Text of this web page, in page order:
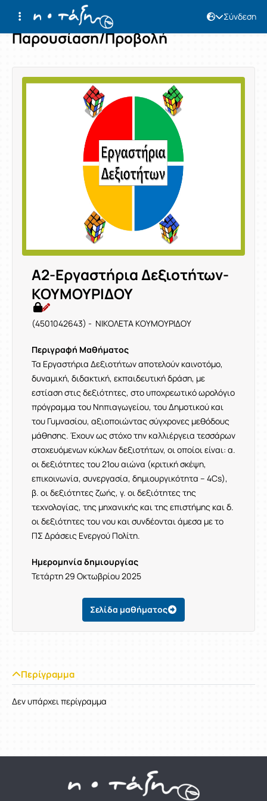
Σύνδεση
Παρουσίαση/Προβολή
Α2-Εργαστήρια Δεξιοτήτων-
ΚΟΥΜΟΥΡΙΔΟΥ
(4501042643) - ΝΙΚΟΛΕΤΑ ΚΟΥΜΟΥΡΙΔΟΥ
Περιγραφή Μαθήματος
Τα Εργαστήρια Δεξιοτήτων αποτελούν καινοτόμο,
δυναμική, διδακτική, εκπαιδευτική δράση, με
εστίαση στις δεξιότητες, στο υποχρεωτικό ωρολόγιο
πρόγραμμα του Νηπιαγωγείου, του Δημοτικού και
του Γυμνασίου, αξιοποιώντας σύγχρονες μεθόδους
μάθησης. Έχουν ως στόχο την καλλιέργεια τεσσάρων
στοχευόμενων κύκλων δεξιοτήτων, οι οποίοι είναι: α.
οι δεξιότητες του 21ου αιώνα (κριτική σκέψη,
επικοινωνία, συνεργασία, δημιουργικότητα – 4Cs),
β. οι δεξιότητες ζωής, γ. οι δεξιότητες της
τεχνολογίας, της μηχανικής και της επιστήμης και δ.
οι δεξιότητες του νου και συνδέονται άμεσα με το
ΠΣ Δράσεις Ενεργού Πολίτη.
Ημερομηνία δημιουργίας
Τετάρτη 29 Οκτωβρίου 2025
Σελίδα μαθήματος
Περίγραμμα
Δεν υπάρχει περίγραμμα